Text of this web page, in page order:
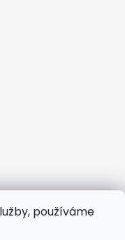
používáme
doručení do
být zásilky